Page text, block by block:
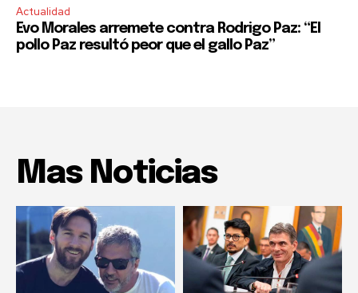
Actualidad
Evo Morales arremete contra Rodrigo Paz: “El
pollo Paz resultó peor que el gallo Paz”
Mas Noticias